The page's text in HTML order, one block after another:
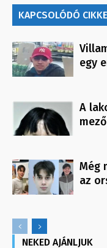
KAPCSOLÓDÓ
egy
A
Még
az
NEKED AJÁNLJUK